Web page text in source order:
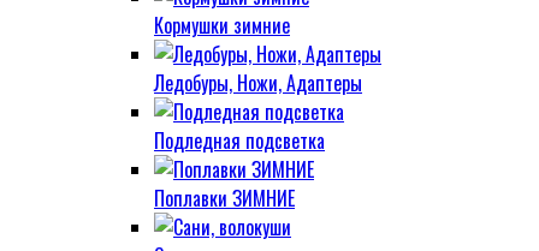
Кормушки зимние
Ледобуры, Ножи, Адаптеры
Подледная подсветка
Поплавки ЗИМНИЕ